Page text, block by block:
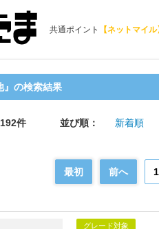
共通ポイント 【ネットマイル
』の検索結果
件 並び順： 新着順
最初 前へ 1
グレード対象